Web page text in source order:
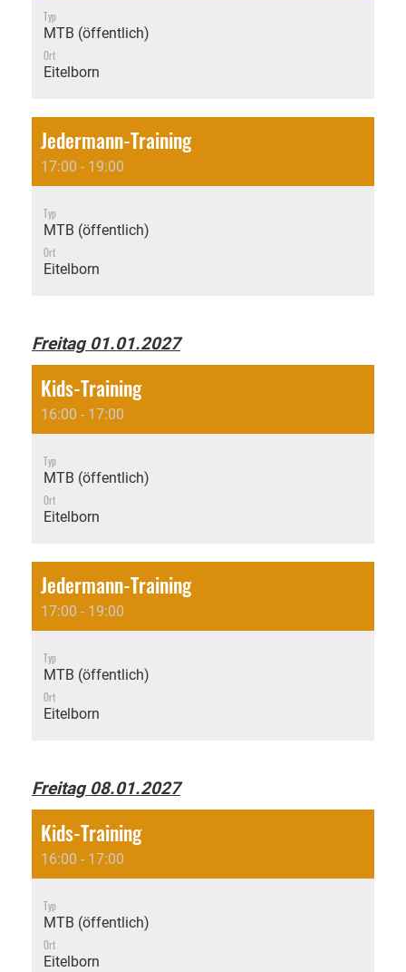
Typ
MTB (öffentlich)
Ort
Eitelborn
Jedermann-Training
17:00 - 19:00
Typ
MTB (öffentlich)
Ort
Eitelborn
Freitag 01.01.2027
Kids-Training
16:00 - 17:00
Typ
MTB (öffentlich)
Ort
Eitelborn
Jedermann-Training
17:00 - 19:00
Typ
MTB (öffentlich)
Ort
Eitelborn
Freitag 08.01.2027
Kids-Training
16:00 - 17:00
Typ
MTB (öffentlich)
Ort
Eitelborn